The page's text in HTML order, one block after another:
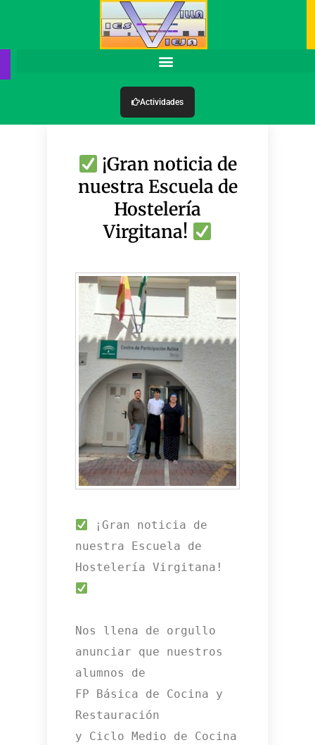
Actividades
¡Gran noticia de
nuestra Escuela de
Hostelería
Virgitana!
¡Gran noticia de
nuestra Escuela de
Hostelería Virgitana!
Nos llena de orgullo
anunciar que nuestros
alumnos de
FP Básica de Cocina y
Restauración
y Ciclo Medio de Cocina